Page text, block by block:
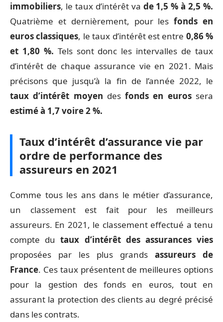
immobiliers, le taux d’intérêt va de 1,5 % à 2,5 %.
Quatrième et dernièrement, pour lesfonds en
euros classiques, le taux d’intérêt est entre 0,86 %
et 1,80 %. Tels sont donc les intervalles de taux
d’intérêt de chaque assurance vie en 2021. Mais
précisons que jusqu’à la fin de l’année 2022, le
taux d’intérêt moyen desfonds en eurossera
estimé à 1,7 voire 2 %.
Taux d’intérêt d’assurance vie par
ordre de performance des
assureurs en 2021
Comme tous les ans dans le métier d’assurance,
un classement est fait pour les meilleurs
assureurs. En 2021, le classement effectué a tenu
compte dutaux d’intérêt des assurances vies
proposées par les plus grands assureurs de
France. Ces taux présentent de meilleures options
pour la gestion des fonds en euros, tout en
assurant la protection des clients au degré précisé
dans les contrats.